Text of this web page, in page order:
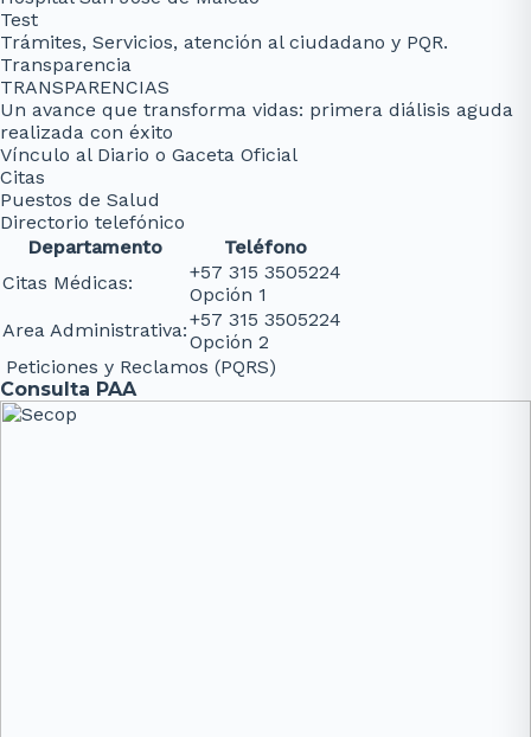
Test
Trámites, Servicios, atención al ciudadano y PQR.
Transparencia
TRANSPARENCIAS
Un avance que transforma vidas: primera diálisis aguda
realizada con éxito
Vínculo al Diario o Gaceta Oficial
Citas
Puestos de Salud
Directorio telefónico
Departamento
Teléfono
Citas Médicas:
+57 315 3505224
Opción 1
Area Administrativa:+57 315 3505224
Opción 2
Peticiones y Reclamos (PQRS)
Consulta PAA